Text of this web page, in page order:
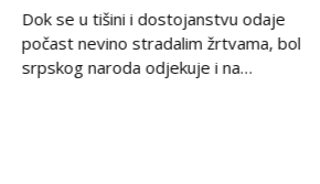
Dok se u tišini i dostojanstvu odaje
počast nevino stradalim žrtvama, bol
srpskog naroda odjekuje i na